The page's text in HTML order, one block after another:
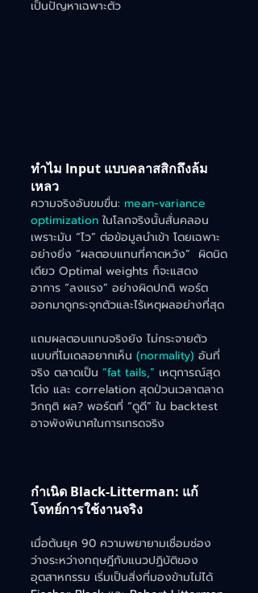
เป็นปัญหาเฉพาะตัว
ทำไม Input แบบคลาสสิกถึงล้ม
เหลว
ความจริงอันขมขื่น: mean-variance
optimization ในโลกจริงนั้นสั่นคลอน
เพราะมัน “ไว” ต่อข้อมูลนำเข้า โดยเฉพาะ
อย่างยิ่ง “ผลตอบแทนที่คาดหวัง”  ผิดนิด
เดียว Optimal weights ก็จะแสดง
อาการ “ลงแรง” อย่างผิดปกติ พอร์ต
ออกมาดูกระจุกตัวและไร้เหตุผลอย่างที่สุด
แถมผลตอบแทนจริงยัง ไม่กระจายตัว
แบบที่โมเดลอยากเห็น (normality) อันที่
จริง ตลาดเป็น “fat tails,” เหตุการณ์สุด
โต่ง และ correlation สุดป่วนเวลาตลาด
วิกฤติ ผล? พอร์ตที่ “ดูดี” ใน backtest
อาจพังพินาศในการเทรดจริง
กำเนิด Black-Litterman: แก้
โจทย์การใช้งานจริง
เมื่อต้นยุค 90 ความพยายามเชื่อมช่อง
ว่างระหว่างทฤษฎีกับแนวปฏิบัติของ
อุตสาหกรรม เริ่มเป็นสิ่งที่มองข้ามไม่ได้